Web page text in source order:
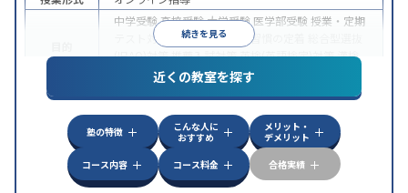
続きを見る
中学受験高校受験大学受験 医学部受験 授業・定期
テスト対策
内申点対策 学習習慣の定着
(旧AO)対策推薦入試対策英検(英語検定)対策漢検
(漢字検定)対策
中高一貫校生に対応成績保証制度あり授業の振替
可能不登校生に対応学習にPC・タブレットを利用
オンライン対応1科目から受講可能
近くの教室を探す
塾の特徴
こんな人に
おすすめ
メリット・
デメリット
コース内容
コース料金 合格実績